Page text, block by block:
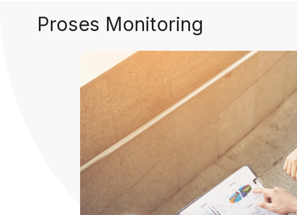
Proses Monitoring